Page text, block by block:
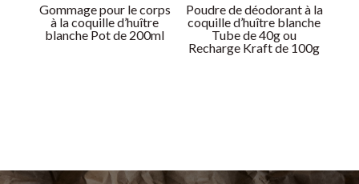
Gommage pour le corps
à la coquille d’huître
blanche Pot de 200ml
Poudre de déodorant à la
coquille d’huître blanche
Tube de 40g ou
Recharge Kraft de 100g